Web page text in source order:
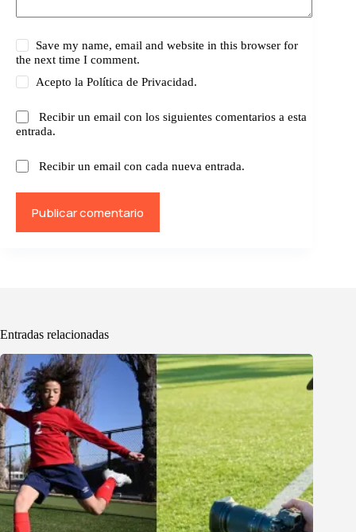
Save my name, email and website in this browser for
the next time I comment.
Acepto laPolítica de Privacidad.
Recibir un email con los siguientes comentarios a esta
entrada.
Recibir un email con cada nueva entrada.
Publicar comentario
Entradas relacionadas